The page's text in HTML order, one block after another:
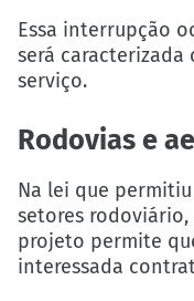
Essa interrupção
será
serviço.
Rodovias e
Na lei que
setores
projeto permite
interessada